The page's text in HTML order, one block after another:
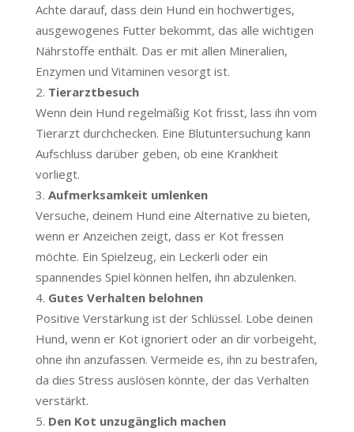
Achte darauf, dass dein Hund ein hochwertiges,
ausgewogenes Futter bekommt, das alle wichtigen
Nährstoffe enthält. Das er mit allen Mineralien,
Enzymen und Vitaminen vesorgt ist.
Tierarztbesuch
Wenn dein Hund regelmäßig Kot frisst, lass ihn vom
Tierarzt durchchecken. Eine Blutuntersuchung kann
Aufschluss darüber geben, ob eine Krankheit
vorliegt.
Aufmerksamkeit umlenken
Versuche, deinem Hund eine Alternative zu bieten,
wenn er Anzeichen zeigt, dass er Kot fressen
möchte. Ein Spielzeug, ein Leckerli oder ein
spannendes Spiel können helfen, ihn abzulenken.
Gutes Verhalten belohnen
Positive Verstärkung ist der Schlüssel. Lobe deinen
Hund, wenn er Kot ignoriert oder an dir vorbeigeht,
ohne ihn anzufassen. Vermeide es, ihn zu bestrafen,
da dies Stress auslösen könnte, der das Verhalten
verstärkt.
Den Kot unzugänglich machen